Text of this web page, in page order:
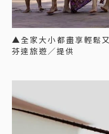
▲全家大小都盡享輕鬆
芬達旅遊／提供